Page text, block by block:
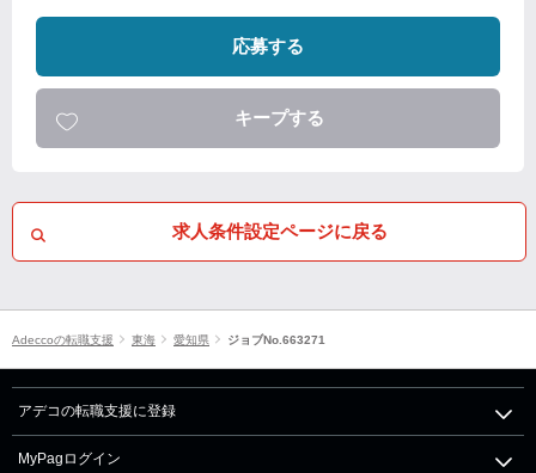
応募する
キープする
求人条件設定ページに戻る
Adeccoの転職支援 東海 愛知県 ジョブNo.663271
アデコの転職支援に登録
MyPagログイン